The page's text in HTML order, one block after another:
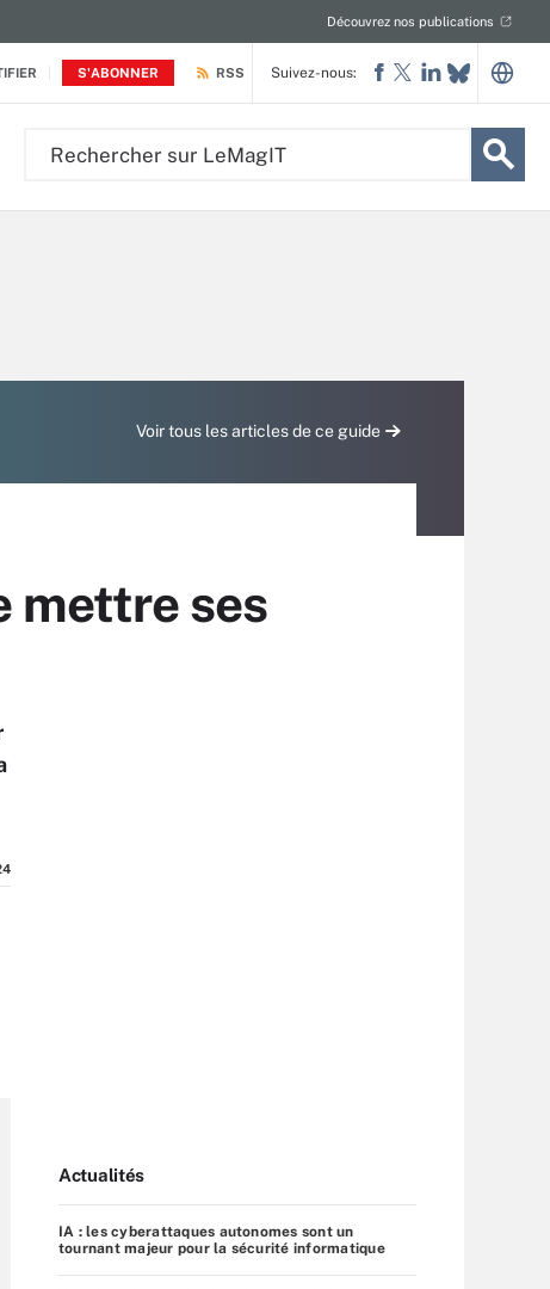
S'ABONNER
Découvrez nos publications
RSS Suivez-nous:
Voir tous les articles de ce guide
mettre ses
Actualités
IA : les cyberattaques autonomes sont un
tournant majeur pour la sécurité informatique